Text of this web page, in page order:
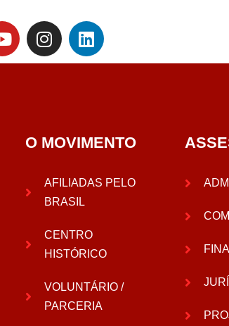
O MOVIMENTO
AFILIADAS PELO
BRASIL
CENTRO
HISTÓRICO
VOLUNTÁRIO /
PARCERIA